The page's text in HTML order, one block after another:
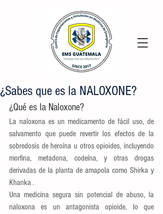
¿Sabes que es la NALOXONE?
¿Qué es la Naloxone?
La naloxona es un medicamento de fácil uso, de
salvamento que puede revertir los efectos de la
sobredosis de heroína u otros opioides, incluyendo
morfina, metadona, codeína, y otras drogas
derivadas de la planta de amapola como Shirka y
Khanka .
Una medicina segura sin potencial de abuso, la
naloxona es un antagonista opioide, lo que